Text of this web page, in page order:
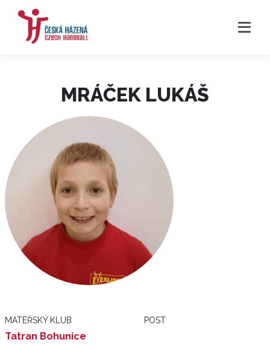
MRÁČEK LUKÁŠ
MATEŘSKÝ KLUB
Tatran Bohunice
POST